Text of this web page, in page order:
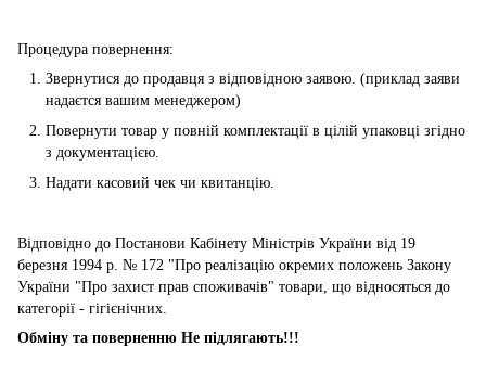
Процедура повернення:
Звернутися до продавця з відповідною заявою. (приклад заяви
надаєтся вашим менеджером)
Повернути товар у повній комплектації в цілій упаковці згідно
з документацією.
Надати касовий чек чи квитанцію.
Відповідно до Постанови Кабінету Міністрів України від 19
березня 1994 р. № 172 "Про реалізацію окремих положень Закону
України "Про захист прав споживачів" товари, що відносяться до
категорії - гігієнічних.
Обміну та поверненню Не підлягають!!!